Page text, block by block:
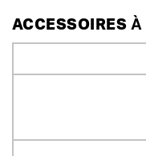
- plate-forme 77 x 138 cm
- capacité de levage 230 kg
ACCESSOIRES À